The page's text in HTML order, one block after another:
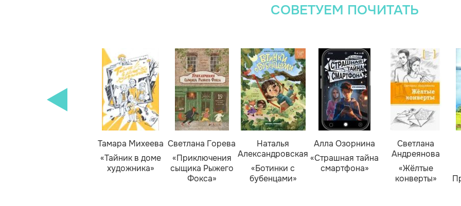
СОВЕТУЕМ ПОЧИТАТЬ
Тамара Михеева
«Тайник в доме
художника»
Светлана Горева
«Приключения
сыщика Рыжего
Фокса»
Наталья
Александровская
«Ботинки с
бубенцами»
Алла Озорнина
«Страшная тайна
смартфона»
Светлана
Андреянова
«Жёлтые
конверты»